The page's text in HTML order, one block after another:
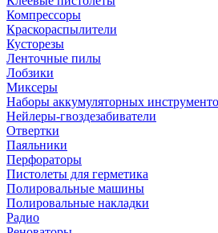
Компрессоры
Краскораспылители
Кусторезы
Ленточные пилы
Лобзики
Миксеры
Наборы аккумуляторных
Нейлеры-гвоздезабиватели
Отвертки
Паяльники
Перфораторы
Пистолеты для герметика
Полировальные машины
Полировальные накладки
Радио